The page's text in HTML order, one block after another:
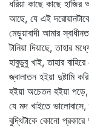
ধরিয়া কাছে কাছে
আছে, যে এই
মেড়ুয়াবাদী আমার
টানিয়া দিয়াছে,
হাবুডুবু খাই, তাহার
জ্বালাতন হইয়া দুষ্টামি
হইয়া অচেতন হইয়া পড়ে,
যে মদ খাইতে ভালোবাসে,
বুদ্ধিটাকে কোনো প্রকারে